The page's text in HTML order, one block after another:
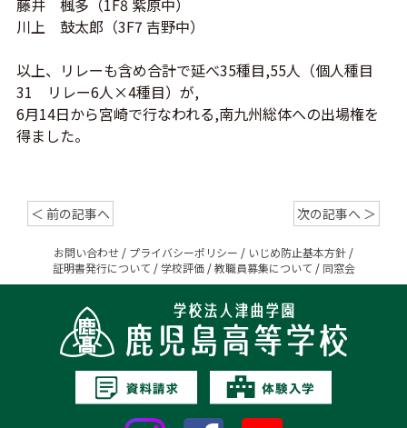
川上 鼓太郎（3F7 吉野中）
以上、リレーも含め合計で延べ35種目,55人（個人種目
31 リレー6人×4種目）が,
6月14日から宮崎で行なわれる,南九州総体への出場権を
得ました。
＜ 前の記事へ 次の記事へ ＞
お問い合わせ / プライバシーポリシー / いじめ防止基本方針 /
証明書発行について / 学校評価/教職員募集について / 同窓会